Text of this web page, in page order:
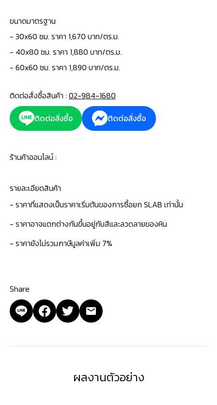
ขนาดมาตรฐาน
- 30x60 ซม. ราคา 1,670 บาท/ตร.ม.
- 40x80 ซม. ราคา 1,880 บาท/ตร.ม.
- 60x60 ซม. ราคา 1,890 บาท/ตร.ม.
ติดต่อสั่งซื้อสินค้า : 02-984-1680
ติดต่อสั่งซื้อ
ติดต่อสั่งซื้อ
ร้านค้าออนไลน์ :
รายละเอียดสินค้า
- ราคาที่แสดงเป็นราคาเริ่มต้นของการซื้อยก SLAB เท่านั้น
- ราคาอาจแตกต่างกันขึ้นอยู่กับสีและลวดลายของหิน
- ราคายังไม่รวมภาษีมูลค่าเพิ่ม 7%
Share
ผลงานตัวอย่าง